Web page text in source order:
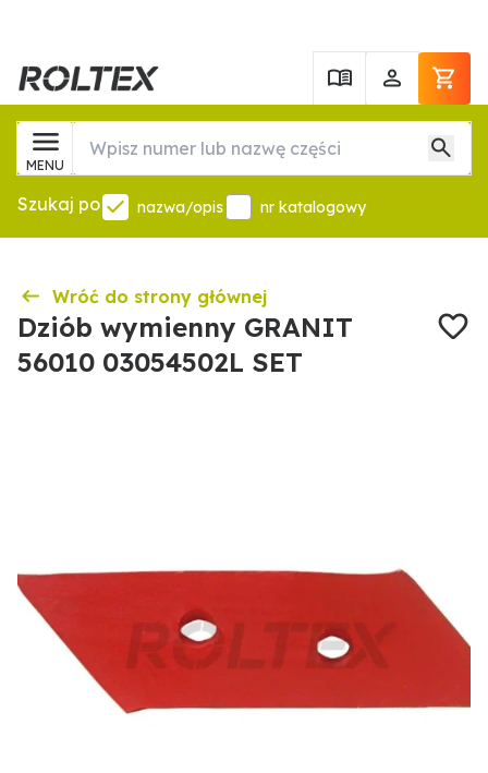
MENU
Szukaj po nazwa/opis nr katalogowy
Wróć do strony głównej
Dziób wymienny GRANIT
56010 03054502L SET